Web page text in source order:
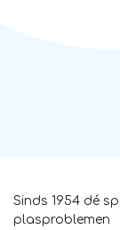
Sinds 1954 dé
plasproblemen